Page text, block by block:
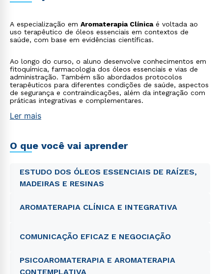
A especialização em Aromaterapia Clínicaé voltada ao
uso terapêutico de óleos essenciais em contextos de
saúde, com base em evidências científicas.
Ao longo do curso, o aluno desenvolve conhecimentos em
fitoquímica, farmacologia dos óleos essenciais e vias de
administração. Também são abordados protocolos
terapêuticos para diferentes condições de saúde, aspectos
de segurança e contraindicações, além da integração com
práticas integrativas e complementares.
Ler mais
O que você vai aprender
ESTUDO DOS ÓLEOS ESSENCIAIS DE RAÍZES,
MADEIRAS E RESINAS
AROMATERAPIA CLÍNICA E INTEGRATIVA
COMUNICAÇÃO EFICAZ E NEGOCIAÇÃO
PSICOAROMATERAPIA E AROMATERAPIA
CONTEMPLATIVA